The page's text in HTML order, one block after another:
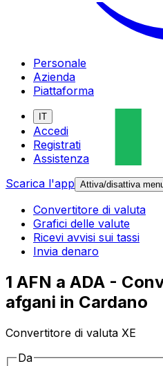
Personale
Azienda
Piattaforma
IT
Accedi
Registrati
Assistenza
Scarica l'app Attiva/disattiva
Convertitore di valuta
Grafici delle valute
Ricevi avvisi sui tassi
Invia denaro
1 AFN a ADA -
afgani in Cardano
Convertitore di valuta XE
Da